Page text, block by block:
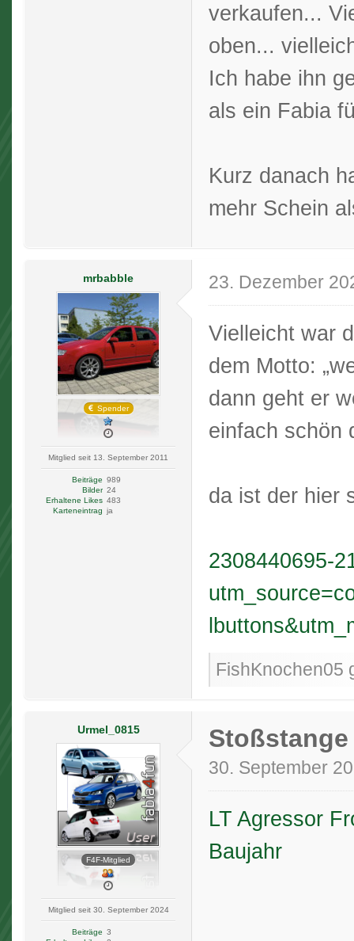
verkaufen...
oben...
Ich habe ihn
als ein Fabia
Kurz danach
mehr Schein
mrbabble
Spender
Mitglied seit 13. September 2011
Beiträge 989
Bilder 24
Erhaltene Likes 483
Karteneintrag ja
23. Dezember
Vielleicht war
dem Motto:
dann geht er
einfach schön
da ist der hier
2308440695-
FishKnochen05
Urmel_0815
F4F-Mitglied
Mitglied seit 30. September 2024
Beiträge 3
Stoßstange
30. September
LT Agressor
Baujahr